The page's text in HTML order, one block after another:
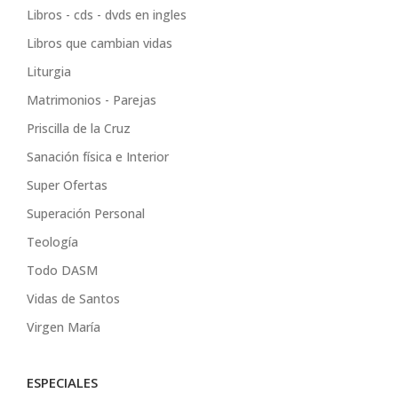
Libros - cds - dvds en ingles
Libros que cambian vidas
Liturgia
Matrimonios - Parejas
Priscilla de la Cruz
Sanación física e Interior
Super Ofertas
Superación Personal
Teología
Todo DASM
Vidas de Santos
Virgen María
ESPECIALES